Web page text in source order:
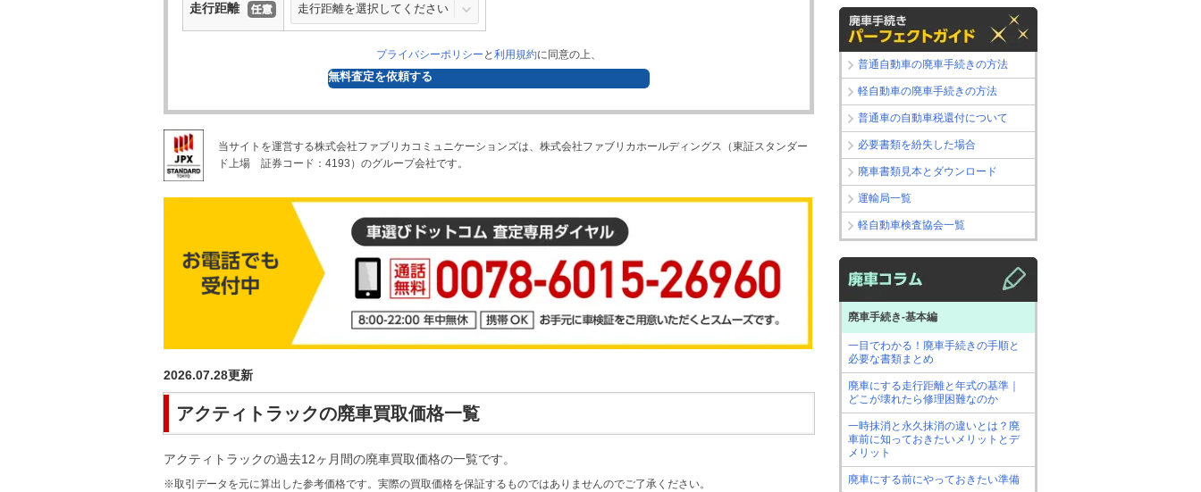
走行距離
プライバシーポリシー と 利用規約に同意の上、
無料査定を依頼する
当サイトを運営する株式会社ファブリカコミュニケーションズは、株式会社ファブリカホールディングス（東証スタンダー
ド上場
証券コード：4193）のグループ会社です。
2026.07.28更新
アクティトラックの廃車買取価格一覧
アクティトラックの過去12ヶ月間の廃車買取価格の一覧です。
※取引データを元に算出した参考価格です。実際の買取価格を保証するものではありませんのでご了承ください。
普通自動車の廃車手続きの方法
軽自動車の廃車手続きの方法
普通車の自動車税還付について
必要書類を紛失した場合
廃車書類見本とダウンロード
運輸局一覧
軽自動車検査協会一覧
廃車手続き-基本編
一目でわかる！廃車手続きの手順と
必要な書類まとめ
廃車にする走行距離と年式の基準｜
どこが壊れたら修理困難なのか
一時抹消と永久抹消の違いとは？廃
車前に知っておきたいメリットとデ
メリット
廃車にする前にやっておきたい準備